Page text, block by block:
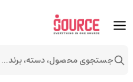
جستجوی محصول، دسته، برند...